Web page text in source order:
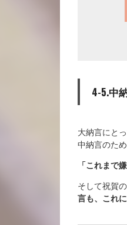
4-5.中
大納言にと
中納言のた
「これまで
そして祝賀
言も、これ